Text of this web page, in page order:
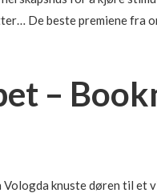
De beste premiene fra
–
knuste døren til et